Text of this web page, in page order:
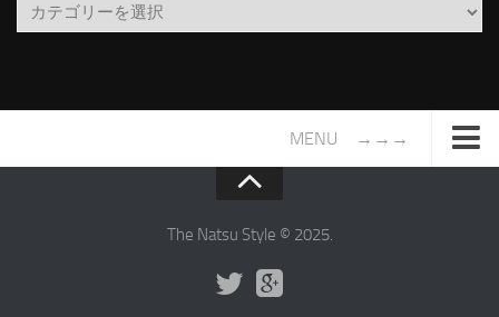
MENU →→→
The Natsu Style © 2025.